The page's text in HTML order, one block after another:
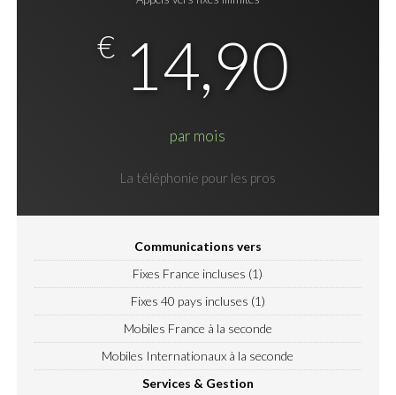
€ 14,90
par mois
La téléphonie pour les pros
Communications vers
Fixes France incluses (1)
Fixes 40 pays incluses (1)
Mobiles France à la seconde
Mobiles Internationaux à la seconde
Services & Gestion